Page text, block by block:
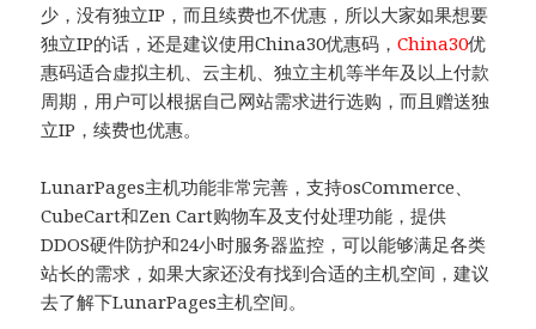
少，没有独立IP，而且续费也不优惠，所以大家如果想要
独立IP的话，还是建议使用China30优惠码，China30优
惠码适合虚拟主机、云主机、独立主机等半年及以上付款
周期，用户可以根据自己网站需求进行选购，而且赠送独
立IP，续费也优惠。
LunarPages主机功能非常完善，支持osCommerce、
CubeCart和Zen Cart购物车及支付处理功能，提供
DDOS硬件防护和24小时服务器监控，可以能够满足各类
站长的需求，如果大家还没有找到合适的主机空间，建议
去了解下LunarPages主机空间。